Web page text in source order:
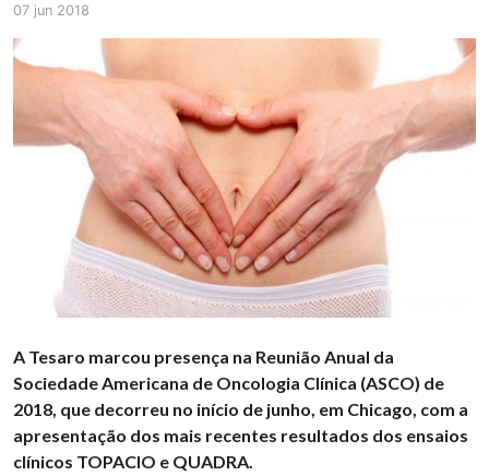
07 jun 2018
A Tesaro marcou presença na Reunião Anual da
Sociedade Americana de Oncologia Clínica (ASCO) de
2018, que decorreu no início de junho, em Chicago, com a
apresentação dos mais recentes resultados dos ensaios
clínicos TOPACIO e QUADRA.